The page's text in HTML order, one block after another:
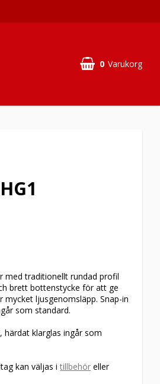
0 Varukorg
med traditionellt rundad profil
brett bottenstycke för att ge
ljusgenomsläpp. Snap-in
som standard.
härdat klarglas ingår som
kan väljas itillbehör eller